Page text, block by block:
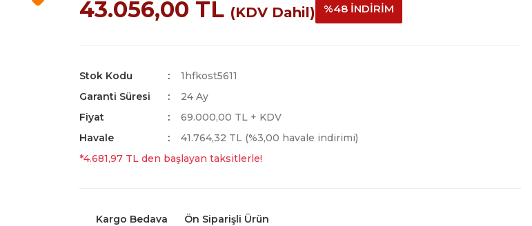
43.056,00 TL (KDV Dahil) %48 İNDİRİM
Stok Kodu
1hfkost5611
Garanti Süresi
24 Ay
Fiyat
69.000,00 TL + KDV
Havale
41.764,32 TL (%3,00 havale indirimi)
*4.681,97 TL den başlayan taksitlerle!
Kargo Bedava Ön Siparişli Ürün